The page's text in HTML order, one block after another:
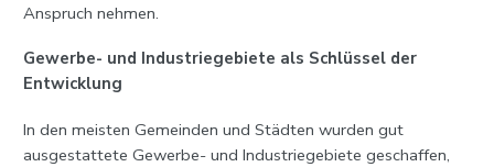
Anspruch nehmen.
Gewerbe- und Industriegebiete als Schlüssel der
Entwicklung
In den meisten Gemeinden und Städten wurden gut
ausgestattete Gewerbe- und Industriegebiete geschaffen,